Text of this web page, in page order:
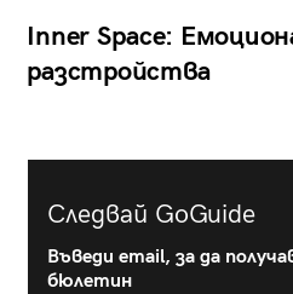
Inner Space:
разстройства
Следвай GoGuide
Въведи email, за да
бюлетин